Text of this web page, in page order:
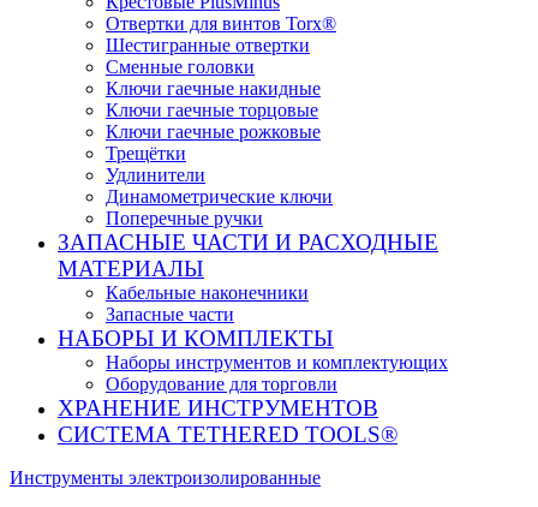
Отвертки для винтов Torx®
Шестигранные отвертки
Сменные головки
Ключи гаечные накидные
Ключи гаечные торцовые
Ключи гаечные рожковые
Трещётки
Удлинители
Динамометрические ключи
Поперечные ручки
ЗАПАСНЫЕ ЧАСТИ И РАСХОДНЫЕ
МАТЕРИАЛЫ
Кабельные наконечники
Запасные части
НАБОРЫ И КОМПЛЕКТЫ
Наборы инструментов и комплектующих
Оборудование для торговли
ХРАНЕНИЕ ИНС­ТРУ­МЕН­ТОВ
СИСТЕМА TETHERED TOOLS®
Инструменты электроизолированные